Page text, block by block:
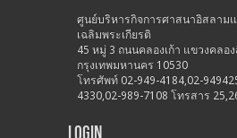
ศูนย์บริหารกิจการศาสนาอิสลาม
เฉลิมพระเกียรติ
45 หมู่ 3 ถนนคลองเก้า แขวงคลอ
กรุงเทพมหานคร 10530
โทรศัพท์ 02-949-4184,02-
4330,02-989-7108 โทรสาร